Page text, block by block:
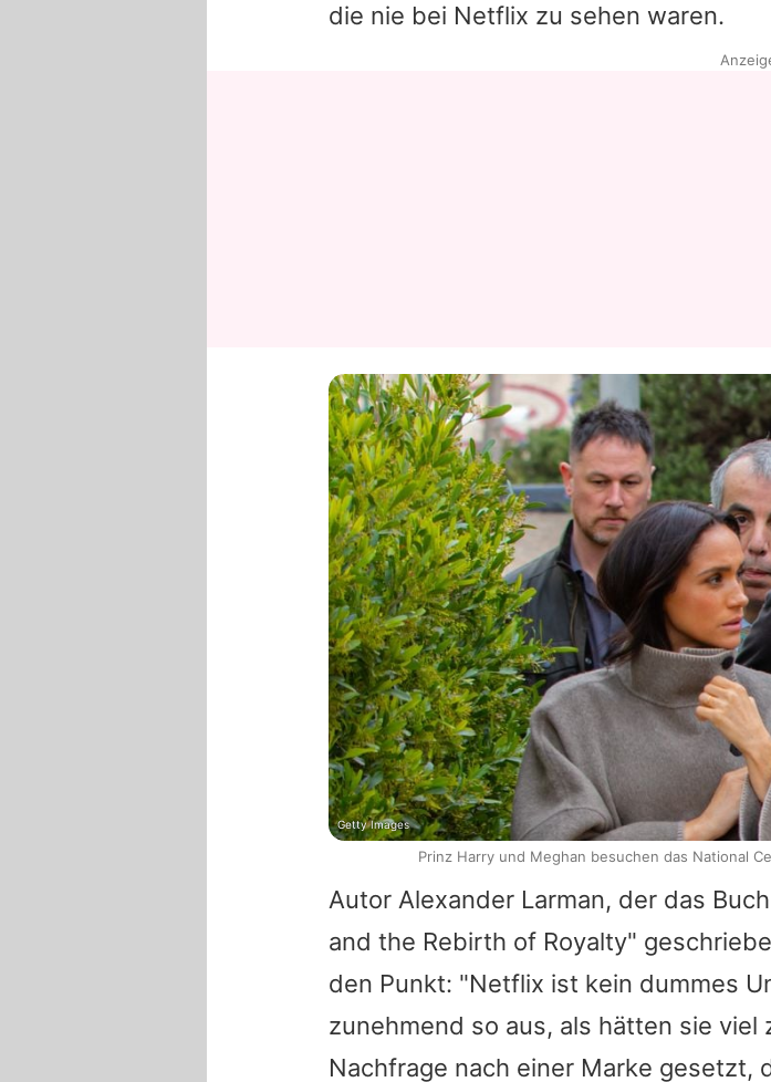
die nie bei Netflix zu sehen waren.
Autor Alexander Larman, der das
and the Rebirth of Royalty"
den Punkt: "Netflix ist kein dummes
zunehmend so aus, als hätten sie
Nachfrage nach einer Marke gesetzt,
Getty Images
Prinz Harry und Meghan besuchen das National